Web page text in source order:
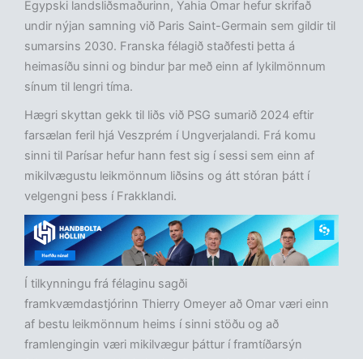
Egypski landsliðsmaðurinn, Yahia Omar hefur skrifað
undir nýjan samning við Paris Saint-Germain sem gildir til
sumarsins 2030. Franska félagið staðfesti þetta á
heimasíðu sinni og bindur þar með einn af lykilmönnum
sínum til lengri tíma.
Hægri skyttan gekk til liðs við PSG sumarið 2024 eftir
farsælan feril hjá Veszprém í Ungverjalandi. Frá komu
sinni til Parísar hefur hann fest sig í sessi sem einn af
mikilvægustu leikmönnum liðsins og átt stóran þátt í
velgengni þess í Frakklandi.
Í tilkynningu frá félaginu sagði
framkvæmdastjórinn Thierry Omeyer að Omar væri einn
af bestu leikmönnum heims í sinni stöðu og að
framlengingin væri mikilvægur þáttur í framtíðarsýn